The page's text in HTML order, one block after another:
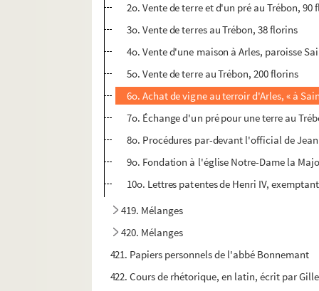
2o. Vente de terre et d'un pré au Trébon, 90
3o. Vente de terres au Trébon, 38 florins
4o. Vente d'une maison à Arles, paroisse
5o. Vente de terre au Trébon, 200 florins
6o. Achat de vigne au terroir d'Arles, « à
7o. Échange d'un pré pour une terre au
8o. Procédures par-devant l'official de
9o. Fondation à l'église Notre-Dame la
10o. Lettres patentes de Henri IV,
419. Mélanges
420. Mélanges
421. Papiers personnels de l'abbé Bonnemant
422. Cours de rhétorique, en latin, écrit par